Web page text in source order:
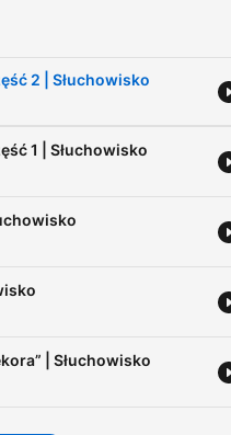
2 | Słuchowisko
1 | Słuchowisko
| Słuchowisko